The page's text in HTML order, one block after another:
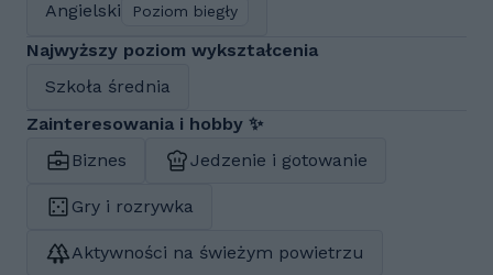
Angielski
Poziom biegły
Najwyższy poziom wykształcenia
Szkoła średnia
Zainteresowania i hobby ✨
Biznes
Jedzenie i gotowanie
Gry i rozrywka
Aktywności na świeżym powietrzu